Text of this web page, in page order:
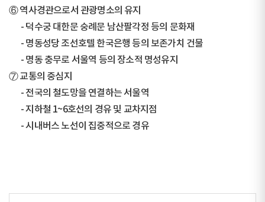
⑥ 역사경관으로서 관광명소의 유지
- 덕수궁 대한문 숭례문 남산팔각정 등의 문화재
- 명동성당 조선호텔 한국은행 등의 보존가치 건물
- 명동 충무로 서울역 등의 장소적 명성유지
⑦ 교통의 중심지
- 전국의 철도망을 연결하는 서울역
- 지하철 1~6호선의 경유 및 교차지점
- 시내버스 노선이 집중적으로 경유